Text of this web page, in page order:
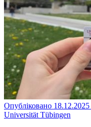
Опубліковано 18.12.2025
Universität Tübingen